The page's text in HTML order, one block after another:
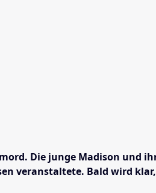
Die junge Madison
Bald wird